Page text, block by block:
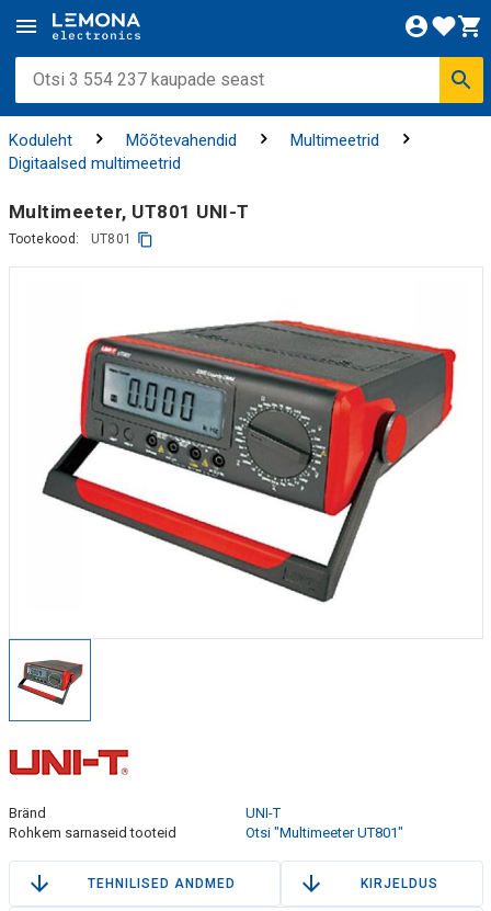
Koduleht Mõõtevahendid
Multimeetrid
Digitaalsed multimeetrid
Multimeeter, UT801 UNI-T
Tootekood: UT801
Bränd
UNI-T
Rohkem sarnaseid tooteid
Otsi "Multimeeter UT801"
TEHNILISED ANDMED KIRJELDUS